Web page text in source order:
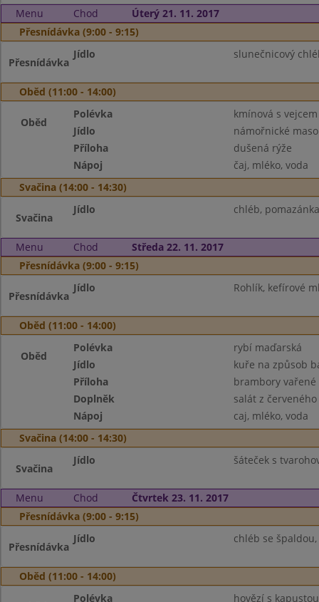
Menu Chod
Úterý 21. 11. 2017
Přesnídávka (9:00 - 9:15)
Přesnídávka
Jídlo slunečnicový
Oběd (11:00 - 14:00)
Oběd
Polévka
kmínová s vejcem
Jídlo
námořnické maso
Příloha
dušená rýže
Nápoj
čaj, mléko, voda
Svačina (14:00 - 14:30)
Svačina
Jídlo chléb,
Menu Chod
Středa 22. 11. 2017
Přesnídávka (9:00 - 9:15)
Přesnídávka
Jídlo Rohlík, kefírové
Oběd (11:00 - 14:00)
Oběd
Polévka
rybí maďarská
Jídlo
kuře na způsob
Příloha
brambory vařené
Doplněk
salát z
Nápoj
caj, mléko, voda
Svačina (14:00 - 14:30)
Svačina
Jídlo šáteček s
Menu Chod
Čtvrtek 23. 11. 2017
Přesnídávka (9:00 - 9:15)
Přesnídávka
Jídlo chléb se
Oběd (11:00 - 14:00)
Polévka
hovězí s